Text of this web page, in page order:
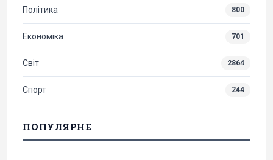
Політика 800
Економіка 701
Світ 2864
Спорт 244
ПОПУЛЯРНЕ